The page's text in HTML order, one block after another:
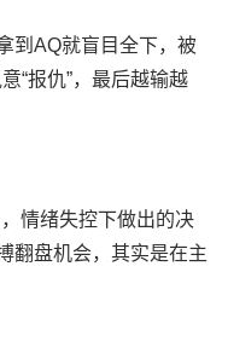
到AQ就盲目全下，被
“报仇”，最后越输越
情绪失控下做出的决
翻盘机会，其实是在主